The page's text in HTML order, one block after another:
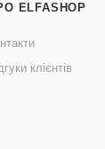
ELFASHOP
клієнтів